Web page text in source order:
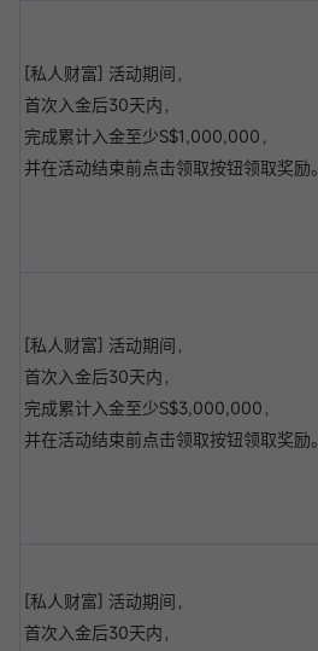
[私人财富] 活动期间，
首次入金后30天内，
完成累计入金至少S$1,000,000，
并在活动结束前点击领取按钮领取奖励。
[私人财富] 活动期间，
首次入金后30天内，
完成累计入金至少S$3,000,000，
并在活动结束前点击领取按钮领取奖励。
[私人财富] 活动期间，
首次入金后30天内，